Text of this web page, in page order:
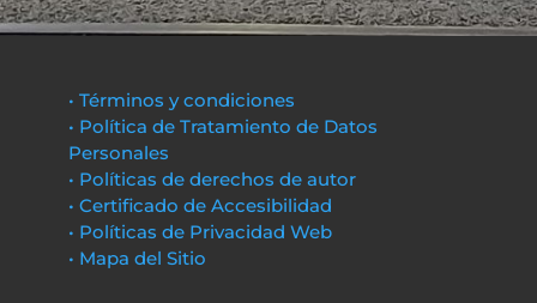
• Términos y condiciones
• Política de Tratamiento de Datos
Personales
• Políticas de derechos de autor
• Certificado de Accesibilidad
• Políticas de Privacidad Web
• Mapa del Sitio